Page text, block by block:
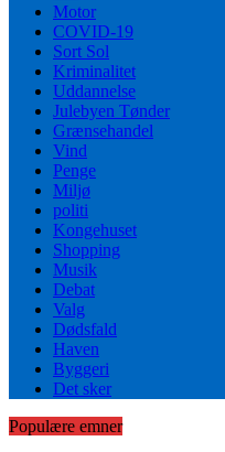
Motor
COVID-19
Sort Sol
Kriminalitet
Uddannelse
Julebyen Tønder
Grænsehandel
Vind
Penge
Miljø
politi
Kongehuset
Shopping
Musik
Debat
Valg
Dødsfald
Haven
Byggeri
Det sker
Populære emner